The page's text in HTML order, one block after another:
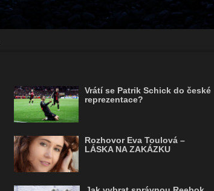
Vrátí se Patrik Schick do české
reprezentace?
Rozhovor Eva Toulová –
LÁSKA NA ZAKÁZKU